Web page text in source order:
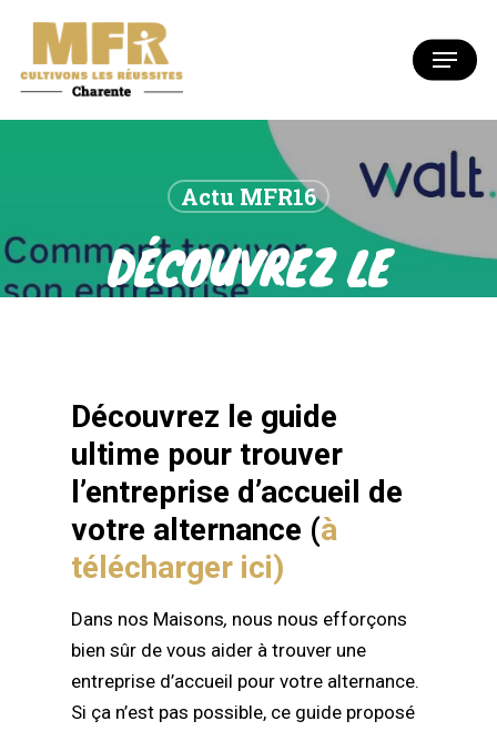
main
Menu
Actu MFR16
DÉCOUVREZ LE
L’ENTREPRISE
D’ACCUEIL DE
VOTRE
ALTERNANCE
Découvrez le guide
ultime pour trouver
l’entreprise d’accueil de
votre alternance (à
télécharger ici)
Dans nos Maisons, nous nous efforçons
bien sûr de vous aider à trouver une
entreprise d’accueil pour votre alternance.
Si ça n’est pas possible, ce guide proposé
Close